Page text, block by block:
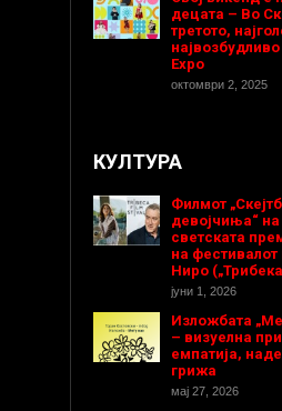
децата – Во
третото,
Expo
октомври 2, 2025
КУЛТУРА
Филмот
девојчиња“
светската
на
Ниро
јуни 1, 2026
Изложбата
– визуелна
емпатија,
грижа
мај 27, 2026